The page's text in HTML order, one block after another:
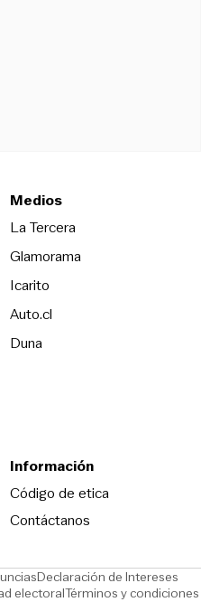
Medios
La TerceraOpens in new
Glamorama
Icarito
Auto.cl
DunaOpens in new window
Información
Código de eticaOpens in new
Contáctanos
Opens in new window
Declaración de Intereses
electoralOpens in new window
Términos y condiciones